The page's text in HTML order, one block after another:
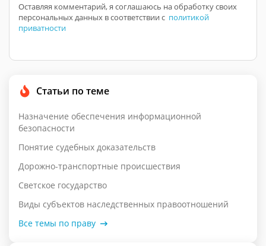
Оставляя комментарий, я соглашаюсь на обработку своих
персональных данных в соответствии с политикой
приватности
Статьи по теме
Назначение обеспечения информационной
безопасности
Понятие судебных доказательств
Дорожно-транспортные происшествия
Светское государство
Виды субъектов наследственных правоотношений
Все темы по праву